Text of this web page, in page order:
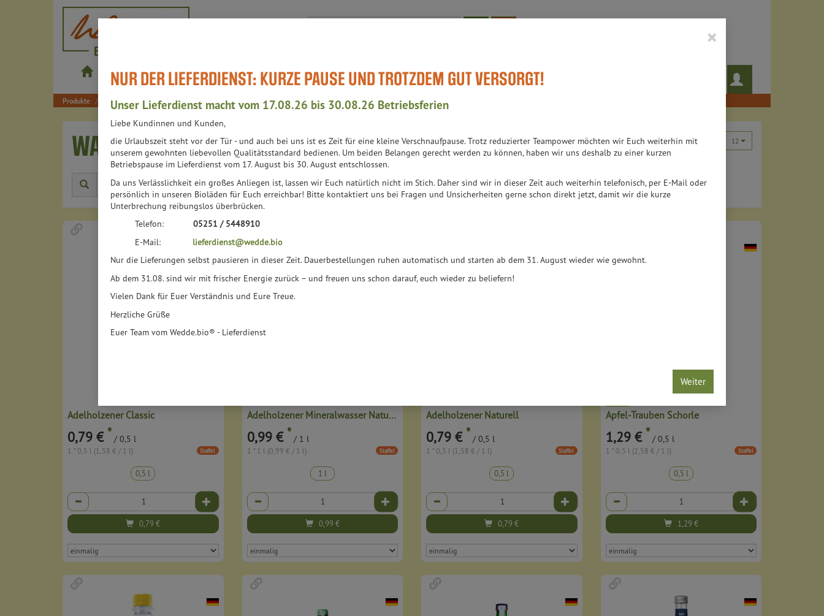
Produkt
wedde.bio
LieferdienstProdukte Shop Bistros Bioläden WissensWert Aktuell-Events Teil des Teams Auch das noch!
Produkte Getränke Wasser
×
NUR DER LIEFERDIENST: KURZE PAUSE UND TROTZDEM GUT VERSORGT!
Unser Lieferdienst macht vom 17.08.26 bis 30.08.26 Betriebsferien
Liebe Kundinnen und Kunden,
die Urlaubszeit steht vor der Tür - und auch bei uns ist es Zeit für eine kleine Verschnaufpause. Trotz reduzierter Teampower möchten wir Euch weiterhin mit
unserem gewohnten liebevollen Qualitätsstandard bedienen. Um beiden Belangen gerecht werden zu können, haben wir uns deshalb zu einer kurzen
Betriebspause im Lieferdienst vom 17. August bis 30. August entschlossen.
Da uns Verlässlichkeit ein großes Anliegen ist, lassen wir Euch natürlich nicht im Stich. Daher sind wir in dieser Zeit auch weiterhin telefonisch, per E-Mail oder
persönlich in unseren Bioläden für Euch erreichbar! Bitte kontaktiert uns bei Fragen und Unsicherheiten gerne schon direkt jetzt, damit wir die kurze
Unterbrechung reibungslos überbrücken.
Telefon: 05251 / 5448910
E-Mail: lieferdienst@wedde.bio
Nur die Lieferungen selbst pausieren in dieser Zeit. Dauerbestellungen ruhen automatisch und starten ab dem 31. August wieder wie gewohnt.
Ab dem 31.08. sind wir mit frischer Energie zurück – und freuen uns schon darauf, euch wieder zu beliefern!
Vielen Dank für Euer Verständnis und Eure Treue.
Herzliche Grüße
Euer Team vom Wedde.bio® - Lieferdienst
Weiter
WASSER 29 VON 6313
12
Hersteller Ernährung Allergene Merkmale
Adelholzener Classic
0,79 € * / 0,5 l
1 * 0,5 l (1,58 € / 1 l) Staffel
0,5 l
Anzahl
0,79€
Adelholzener Mineralwasser Naturell
0,99 €* / 1 l
1 * 1 l (0,99 € / 1 l) Staffel
1 l
Anzahl
0,99€
Adelholzener Naturell
0,79 € * / 0,5 l
1 * 0,5 l (1,58 € / 1 l) Staffel
0,5 l
Anzahl
0,79€
Apfel-Trauben Schorle
1,29 €* / 0,5 l
1 * 0,5 l (2,58 € / 1 l) Staffel
0,5 l
Anzahl
1,29€